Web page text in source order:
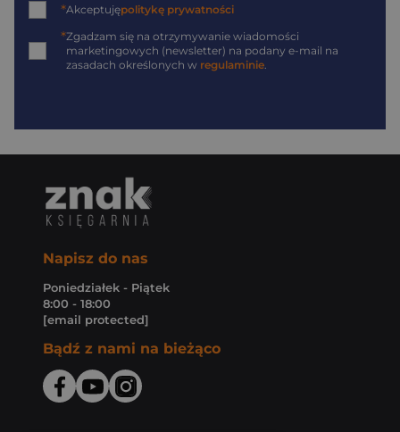
*Akceptujępolitykę prywatności
*Zgadzam się na otrzymywanie wiadomości
marketingowych (newsletter) na podany e-mail na
zasadach określonych w regulaminie
Napisz do nas
Poniedziałek - Piątek
8:00 - 18:00
[email protected]
Bądź z nami na bieżąco